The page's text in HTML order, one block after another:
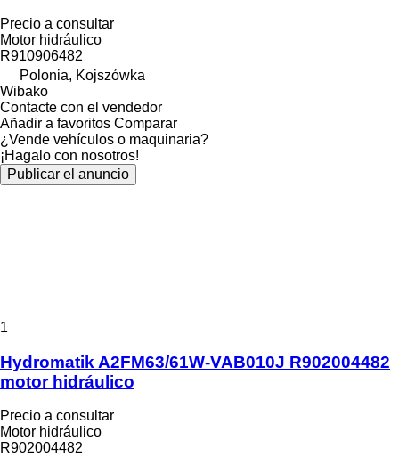
Precio a consultar
Motor hidráulico
R910906482
Polonia, Kojszówka
Wibako
Contacte con el vendedor
Añadir a favoritos Comparar
¿Vende vehículos o maquinaria?
¡Hagalo con nosotros!
Publicar el anuncio
1
Hydromatik A2FM63/61W-VAB010J R902004482
motor hidráulico
Precio a consultar
Motor hidráulico
R902004482